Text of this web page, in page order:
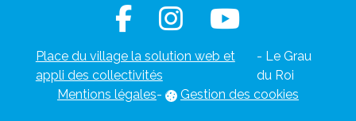
Place du village la solution web et
appli des collectivités
- Le Grau
du Roi
Mentions légales- Gestion des cookies